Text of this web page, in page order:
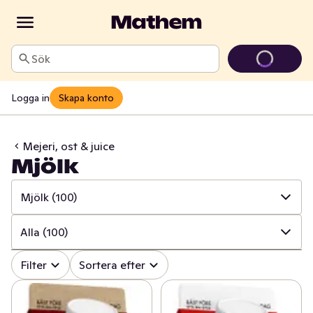
Sök
Logga in Skapa konto
Mejeri, ost & juice
Mjölk
Mjölk (100)
✓ Alla (1364)
✓ (415)
Mjölk (100)
Alla (100)
✓ Alla (100)
Filter Sortera efter